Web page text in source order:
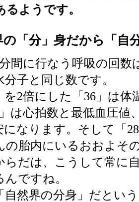
ようです。
の「分」身だから「自
間に行なう呼吸の回数
子と同じ数です。
2倍にした「36」は体
は心拍数と最低血圧値
になります。そして「
の胎内にいるおおよそ
だは、こうして常に
ですね。
然界の分身」だとい